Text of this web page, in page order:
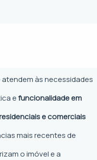
em
PA
atendem às necessidades
efuncionalidade em
e comerciais
mais recentes de
o imóvel e a